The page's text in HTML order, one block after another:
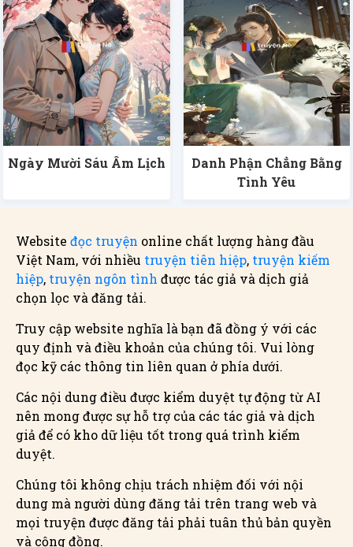
Ngày Mười Sáu Âm Lịch
Danh Phận Chẳng Bằng
Tình Yêu
Website đọc truyện online chất lượng hàng đầu
Việt Nam, với nhiều truyện tiên hiệp, truyện kiếm
hiệp, truyện ngôn tình được tác giả và dịch giả
chọn lọc và đăng tải.
Truy cập website nghĩa là bạn đã đồng ý với các
quy định và điều khoản của chúng tôi. Vui lòng
đọc kỹ các thông tin liên quan ở phía dưới.
Các nội dung điều được kiểm duyệt tự động từ AI
nên mong được sự hỗ trợ của các tác giả và dịch
giả để có kho dữ liệu tốt trong quá trình kiểm
duyệt.
Chúng tôi không chịu trách nhiệm đối với nội
dung mà người dùng đăng tải trên trang web và
mọi truyện được đăng tải phải tuân thủ bản quyền
và cộng đồng.